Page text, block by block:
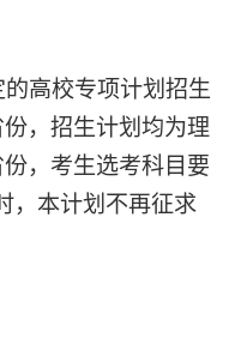
高校专项计划招生
，招生计划均为理
，考生选考科目要
，本计划不再征求